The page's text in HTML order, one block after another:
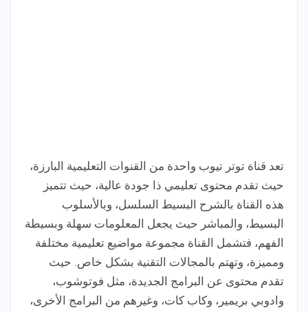
تعد قناة توتر تيوب واحدة من القنوات التعليمية البارزة،
حيث تقدم محتوى تعليمي ذا جودة عالية، حيث تتميز
هذه القناة بالشرح البسيط السلسل، وبالأسلوب
البسيط، والمباشر حيث يجعل المعلومات سهلة وبسيطة
الفهم، فتشمل القناة مجموعة مواضيع تعليمية مختلفة
ومميزة، وتهتم بالمجالات التقنية بشكل خاص. حيث
تقدم محتوى عن البرامج الجديدة، مثل فوتوشوب،
وادوبي بريمير، وكاب كات، وغيرهم من البرامج الأخرى،